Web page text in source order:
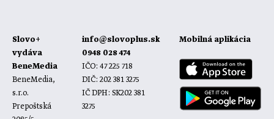
Slovo+
vydáva
BeneMedia
BeneMedia,
s.r.o.
Prepoštská
info@slovoplus.sk
0948 028 474
IČO: 47 225 718
DIČ: 202 381 3275
IČ DPH: SK202 381
3275
Mobilná aplikácia